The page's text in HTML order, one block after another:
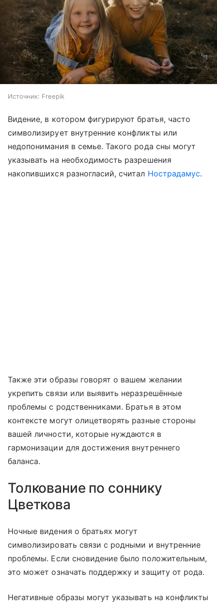
Источник: Freepik
Видение, в котором фигурируют братья, часто
символизирует внутренние конфликты или
недопонимания в семье. Такого рода сны могут
указывать на необходимость разрешения
накопившихся разногласий, считал Нострадамус.
Также эти образы говорят о вашем желании
укрепить связи или выявить неразрешённые
проблемы с родственниками. Братья в этом
контексте могут олицетворять разные стороны
вашей личности, которые нуждаются в
гармонизации для достижения внутреннего
баланса.
Толкование по соннику
Цветкова
Ночные видения о братьях могут
символизировать связи с родными и внутренние
проблемы. Если сновидение было положительным,
это может означать поддержку и защиту от рода.
Негативные образы могут указывать на конфликты